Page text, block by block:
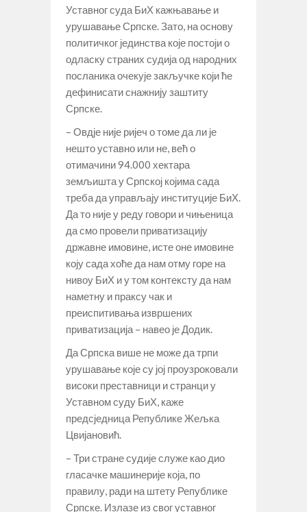
Уставног суда БиХ кажњавање и
урушавање Српске. Зато, на основу
политичког јединства које постоји о
одласку страних судија од народних
посланика очекује закључке који ће
дефинисати снажнију заштиту
Српске.
– Овдје није ријеч о томе да ли је
нешто уставно или не, већ о
отимачини 94.000 хектара
земљишта у Српској којима сада
треба да управљају институције БиХ.
Да то није у реду говори и чињеница
да смо провели приватизацију
државне имовине, исте оне имовине
коју сада хоће да нам отму горе на
нивоу БиХ и у том контексту да нам
наметну и праксу чак и
преиспитивања извршених
приватизација – навео је Додик.
Да Српска више не може да трпи
урушавање које су јој проузроковали
високи преставници и странци у
Уставном суду БиХ, каже
предсједница Републике Жељка
Цвијановић.
– Три стране судије служе као дио
гласачке машинерије која, по
правилу, ради на штету Републике
Српске. Излазе из свог уставног